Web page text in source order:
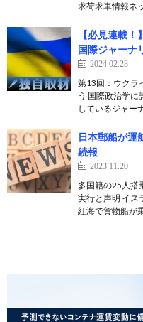
求荷求車情報ネ
【必見連載
国際ジャーナ
2024.02.28
第13回：ウクラ
う 国際政治学
しているジャー
日本郵船が運
続報
2023.11.20
多国籍の25人搭
実行と声明 イス
紅海で貨物船が